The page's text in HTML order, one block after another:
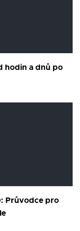
hodin a dnů po
Průvodce pro